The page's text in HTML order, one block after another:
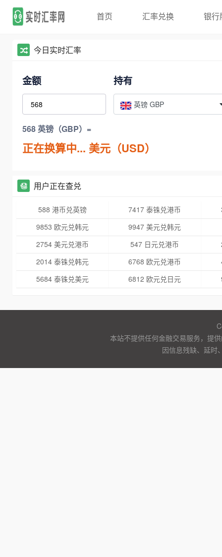
首页 汇率兑换 银行
今日实时汇率
金额 持有
英镑 GBP
568 英镑（GBP）=
正在换算中... 美元（USD）
用户正在查兑
588 港币兑英镑 7417 泰铢兑港币
9853 欧元兑韩元
9947 美元兑韩元
2754 美元兑港币
547 日元兑港币
2014 泰铢兑韩元
6768 欧元兑港币
5684 泰铢兑美元
6812 欧元兑日元
本站不提供任何金融交易服务，提
因信息残缺、延时